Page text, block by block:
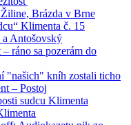
Brázda v Brne
Klimenta č. 15
Antošovský
ráno sa pozerám do
"našich" kníh zostali ticho
– Postoj
sudcu Klimenta